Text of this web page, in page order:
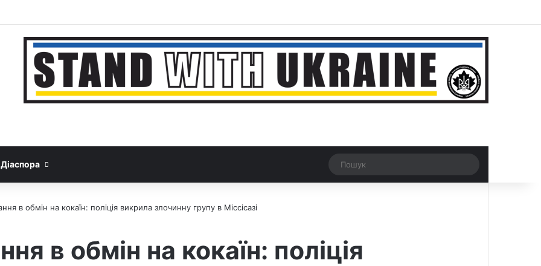
Google News
Threads
Діаспора Рандомна новина
Switch skin
в обмін на кокаїн: поліція викрила злочинну групу в Міссісазі
в обмін на кокаїн: поліція